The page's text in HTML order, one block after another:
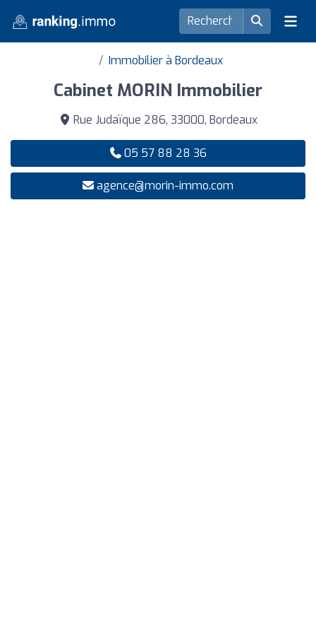
Immobilier à Bordeaux
Cabinet MORIN Immobilier
Rue Judaïque 286, 33000, Bordeaux
05 57 88 28 36
agence@morin-immo.com